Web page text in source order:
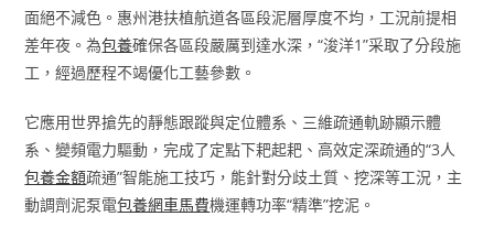
面絕不減色。惠州港扶植航道各區段泥層厚度不均，工況前提相
差年夜。為包養確保各區段嚴厲到達水深，“浚洋1”采取了分段施
工，經過歷程不竭優化工藝參數。
它應用世界搶先的靜態跟蹤與定位體系、三維疏通軌跡顯示體
系、變頻電力驅動，完成了定點下耙起耙、高效定深疏通的“3人
包養金額疏通”智能施工技巧，能針對分歧土質、挖深等工況，主
動調劑泥泵電包養網車馬費機運轉功率“精準”挖泥。